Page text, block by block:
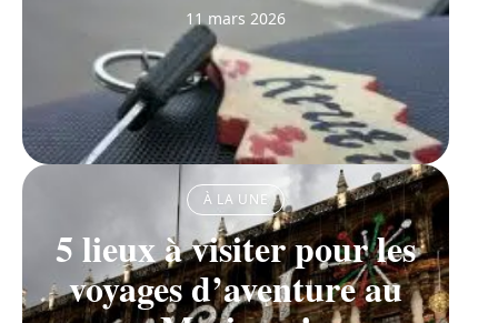
11 mars 2026
À LA UNE
5 lieux à visiter pour les
voyages d’aventure au